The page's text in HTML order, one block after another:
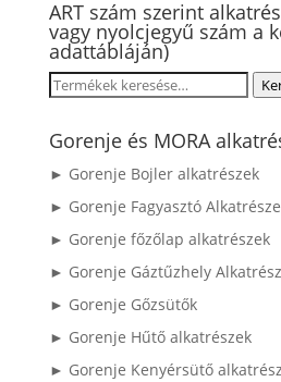
ART szám szerint
vagy nyolcjegyű szám a
adattábláján)
Keresés
következőre:
Gorenje és MORA
► Gorenje Bojler alkatrészek
► Gorenje Fagyasztó
► Gorenje főzőlap alkatrészek
► Gorenje Gáztűzhely
► Gorenje Gőzsütők
► Gorenje Hűtő alkatrészek
► Gorenje Kenyérsütő